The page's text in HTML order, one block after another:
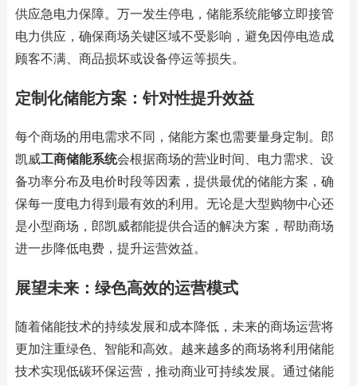
供应急电力保障。万一发生停电，储能系统能够立即接管
电力供应，确保商场关键区域不受影响，避免因停电造成
顾客不满、商品损坏或设备停运等损失。
定制化储能方案：针对性提升效益
每个商场的用电需求不同，储能方案也需要量身定制。郎
凯威工商储能系统会根据商场的营业时间、电力需求、设
备功率分布及电价时段等因素，提供最优的储能方案，确
保每一度电力得到最有效的利用。无论是大型购物中心还
是小型商场， 郎凯威都能提供合适的解决方案，帮助商场
进一步降低电费，提升运营效益。
展望未来：绿色高效的运营模式
随着储能技术的持续发展和成本降低，未来的商场运营将
更加注重绿色、智能和高效。越来越多的商场将利用储能
技术实现低碳环保运营，推动商业可持续发展。通过储能